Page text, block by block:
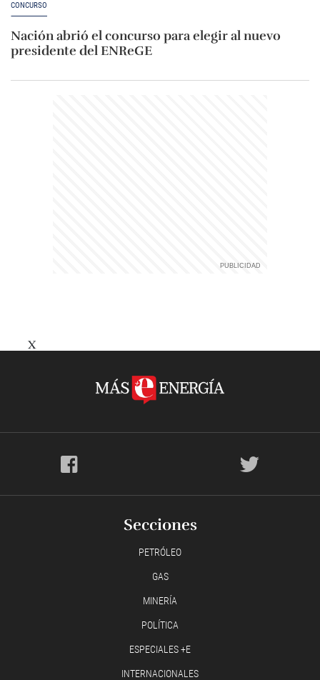
CONCURSO
Nación abrió el concurso para elegir al nuevo
presidente del ENReGE
X
Secciones
PETRÓLEO
GAS
MINERÍA
POLÍTICA
ESPECIALES +E
INTERNACIONALES